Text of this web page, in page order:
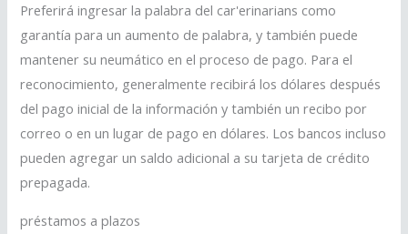
Preferirá ingresar la palabra del car'erinarians como
garantía para un aumento de palabra, y también puede
mantener su neumático en el proceso de pago. Para el
reconocimiento, generalmente recibirá los dólares después
del pago inicial de la información y también un recibo por
correo o en un lugar de pago en dólares. Los bancos incluso
pueden agregar un saldo adicional a su tarjeta de crédito
prepagada.
préstamos a plazos